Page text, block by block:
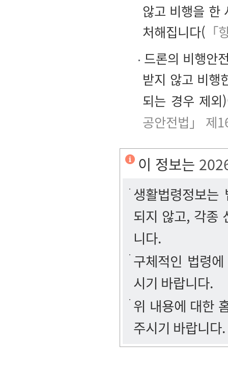
않고 비행을 한
처해집니다(
드론의 비행안
받지 않고 비행
되는 경우 제외
공안전법」 제
이 정보는
생활법령정보
되지 않고, 각종
니다.
구체적인 법령
시기 바랍니다.
위 내용에 대한
주시기 바랍니다.